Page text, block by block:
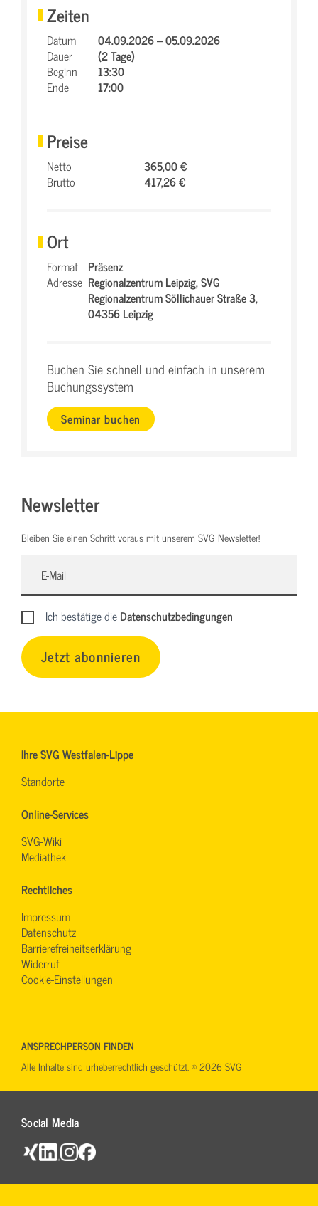
Zeiten
Datum
04.09.2026 – 05.09.2026
Dauer
(2 Tage)
Beginn
13:30
Ende
17:00
Preise
Netto
365,00 €
Brutto
417,26 €
Ort
Format Präsenz
Adresse Regionalzentrum Leipzig,SVG
Regionalzentrum Söllichauer Straße 3,
04356 Leipzig
Buchen Sie schnell und einfach in unserem
Buchungssystem
Seminar buchen
Newsletter
Bleiben Sie einen Schritt voraus mit unserem SVG Newsletter!
Ich bestätige dieDatenschutzbedingungen
Jetzt abonnieren
Ihre SVG Westfalen-Lippe
Standorte
Online-Services
SVG-Wiki
Mediathek
Rechtliches
Impressum
Datenschutz
Barrierefreiheitserklärung
Widerruf
Cookie-Einstellungen
Social Media
ANSPRECHPERSON FINDEN
Alle Inhalte sind urheberrechtlich geschützt. © 2026 SVG